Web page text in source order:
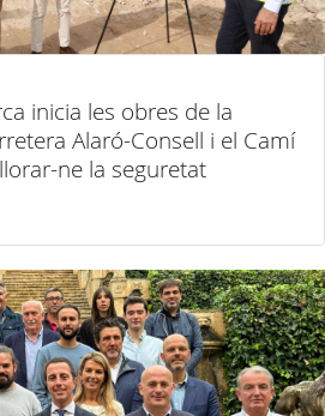
inicia les obres de la
Alaró-Consell i el Camí
ne la seguretat